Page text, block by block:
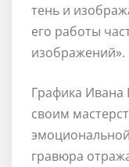
тень и
его работы
изображений».
Графика
своим
гравюра